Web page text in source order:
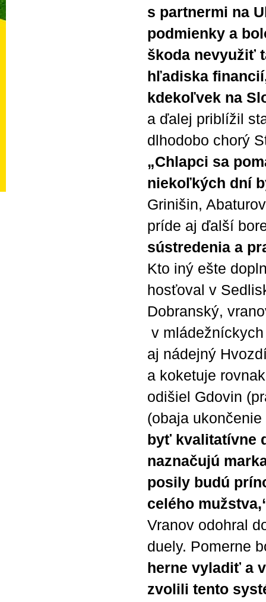
s partnermi na
podmienky a
škoda nevyužiť
hľadiska
kdekoľvek na
a ďalej priblížil
dlhodobo chorý
„Chlapci sa
niekoľkých dní
Grinišin,
príde aj ďalší
sústredenia a
Kto iný ešte
hosťoval v
Dobranský,
v
aj nádejný
a koketuje
odišiel Gdovin
(obaja
byť kvalitatívne
naznačujú
posily budú
celého
Vranov odohral
duely. Pomerne
herne vyladiť a
zvolili tento